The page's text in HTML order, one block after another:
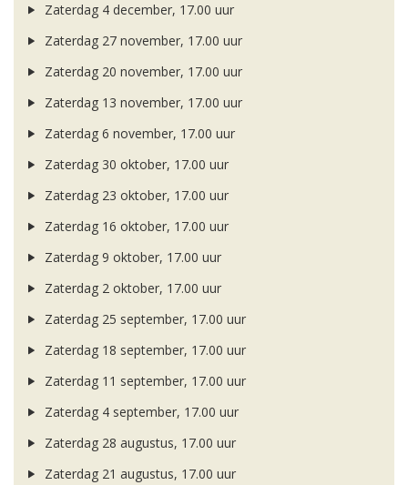
Zaterdag 4 december, 17.00 uur
Zaterdag 27 november, 17.00 uur
Zaterdag 20 november, 17.00 uur
Zaterdag 13 november, 17.00 uur
Zaterdag 6 november, 17.00 uur
Zaterdag 30 oktober, 17.00 uur
Zaterdag 23 oktober, 17.00 uur
Zaterdag 16 oktober, 17.00 uur
Zaterdag 9 oktober, 17.00 uur
Zaterdag 2 oktober, 17.00 uur
Zaterdag 25 september, 17.00 uur
Zaterdag 18 september, 17.00 uur
Zaterdag 11 september, 17.00 uur
Zaterdag 4 september, 17.00 uur
Zaterdag 28 augustus, 17.00 uur
Zaterdag 21 augustus, 17.00 uur